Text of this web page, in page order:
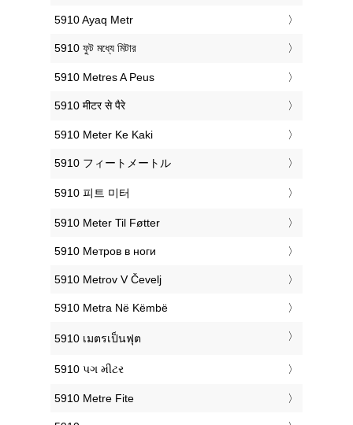
‎5910 Ayaq Metr
‎5910 ফুট মধ্যে মিটার
‎5910 Metres A Peus
‎5910 मीटर से पैरे
‎5910 Meter Ke Kaki
‎5910 フィートメートル
‎5910 피트 미터
‎5910 Meter Til Føtter
‎5910 Метров в ноги
‎5910 Metrov V Čevelj
‎5910 Metra Në Këmbë
‎5910 เมตรเป็นฟุต
‎5910 પગ મીટર
‎5910 Metre Fite